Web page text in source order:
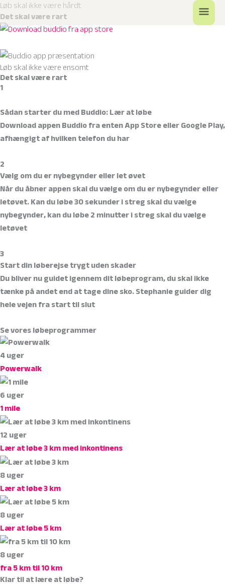
Gå
til
indholdet
Løb skal ikke være hårdt
Det skal være rart
Løb skal ikke være ensomt
Det skal være rart
1
Sådan starter du med Buddio: Lær at løbe
Download appen Buddio fra enten App Store eller Google Play,
afhængigt af hvilken telefon du har
2
Vælg om du er nybegynder eller let øvet
Når du åbner appen skal du vælge om du er nybegynder eller
letøvet. Kan du løbe 30 sekunder i streg skal du vælge
nybegynder, kan du løbe 2 minutter i streg skal du vælge
letøvet
3
Start din løberejse trygt uden skader
Du bliver nu guidet igennem dit løbeprogram, du skal ikke
tænke på andet end at tage dine sko. Stephanie guider dig
hele vejen fra start til slut
Se vores løbeprogrammer
4 uger
Powerwalk
6 uger
1 mile
12 uger
Lær at løbe 3 km med inkontinens
8 uger
Lær at løbe 3 km
8 uger
Lær at løbe 5 km
8 uger
fra 5 km til 10 km
Klar til at lære at løbe?